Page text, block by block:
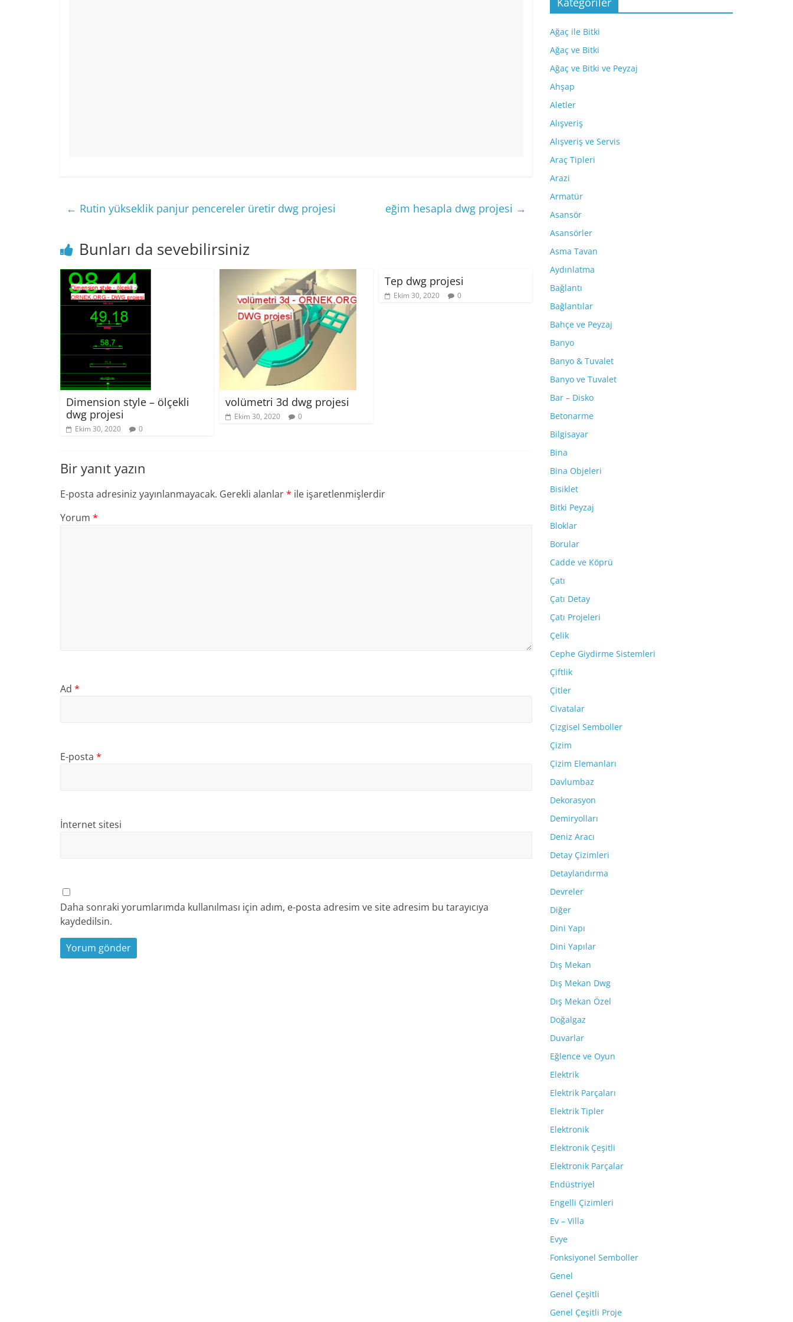
← Rutin yükseklik panjur pencereler üretir dwg projesi eğim hesapla dwg projesi →
Bunları da sevebilirsiniz
Dimension style – ölçekli
dwg projesi
Ekim 30, 2020 0
volümetri 3d dwg projesi
Ekim 30, 2020 0
Tep dwg projesi
Ekim 30, 2020 0
Bir yanıt yazın
E-posta adresiniz yayınlanmayacak. Gerekli alanlar* ile işaretlenmişlerdir
Yorum *
Ad *
E-posta *
İnternet sitesi
Daha sonraki yorumlarımda kullanılması için adım, e-posta adresim ve site adresim bu tarayıcıya
kaydedilsin.
Ağaç ile Bitki
Ağaç ve Bitki
Ağaç ve Bitki ve Peyzaj
Ahşap
Aletler
Alışveriş
Alışveriş ve Servis
Araç Tipleri
Arazi
Armatür
Asansör
Asansörler
Asma Tavan
Aydınlatma
Bağlantı
Bağlantılar
Bahçe ve Peyzaj
Banyo
Banyo & Tuvalet
Banyo ve Tuvalet
Bar – Disko
Betonarme
Bilgisayar
Bina
Bina Objeleri
Bisiklet
Bitki Peyzaj
Bloklar
Borular
Cadde ve Köprü
Çatı
Çatı Detay
Çatı Projeleri
Çelik
Cephe Giydirme Sistemleri
Çiftlik
Çitler
Civatalar
Çizgisel Semboller
Çizim
Çizim Elemanları
Davlumbaz
Dekorasyon
Demiryolları
Deniz Aracı
Detay Çizimleri
Detaylandırma
Devreler
Diğer
Dini Yapı
Dini Yapılar
Dış Mekan
Dış Mekan Dwg
Dış Mekan Özel
Doğalgaz
Duvarlar
Eğlence ve Oyun
Elektrik
Elektrik Parçaları
Elektrik Tipler
Elektronik
Elektronik Çeşitli
Elektronik Parçalar
Endüstriyel
Engelli Çizimleri
Ev – Villa
Evye
Fonksiyonel Semboller
Genel
Genel Çeşitli
Genel Çeşitli Proje